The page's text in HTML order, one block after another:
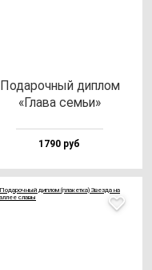
Пода­роч­ный дип­лом
«Гла­ва семьи»
1790 руб